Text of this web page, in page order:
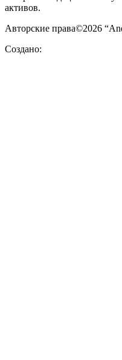
активов.
Авторские права©2026
Создано: